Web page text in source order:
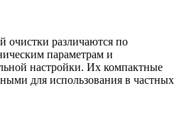
очистки различаются по
параметрам и
настройки. Их компактные
для использования в частных